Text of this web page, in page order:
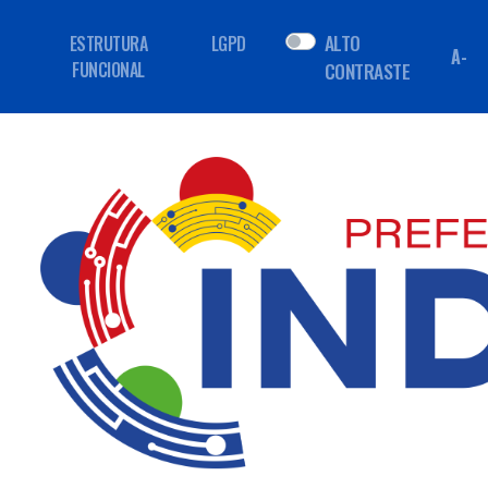
ESTRUTURA
FUNCIONAL
LGPD
ALTO
CONTRASTE
A-